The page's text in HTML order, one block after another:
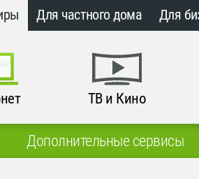
Для частного дома Для
ТВ и Кино
Дополнительные сервисы